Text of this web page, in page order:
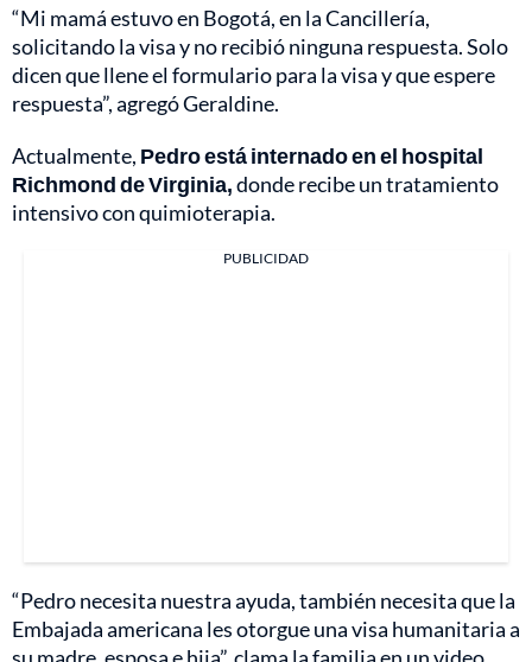
“Mi mamá estuvo en Bogotá, en la Cancillería,
solicitando la visa y no recibió ninguna respuesta. Solo
dicen que llene el formulario para la visa y que espere
respuesta”, agregó Geraldine.
Actualmente, Pedro está internado en el hospital
Richmond de Virginia,donde recibe un tratamiento
intensivo con quimioterapia.
PUBLICIDAD
“Pedro necesita nuestra ayuda, también necesita que la
Embajada americana les otorgue una visa humanitaria a